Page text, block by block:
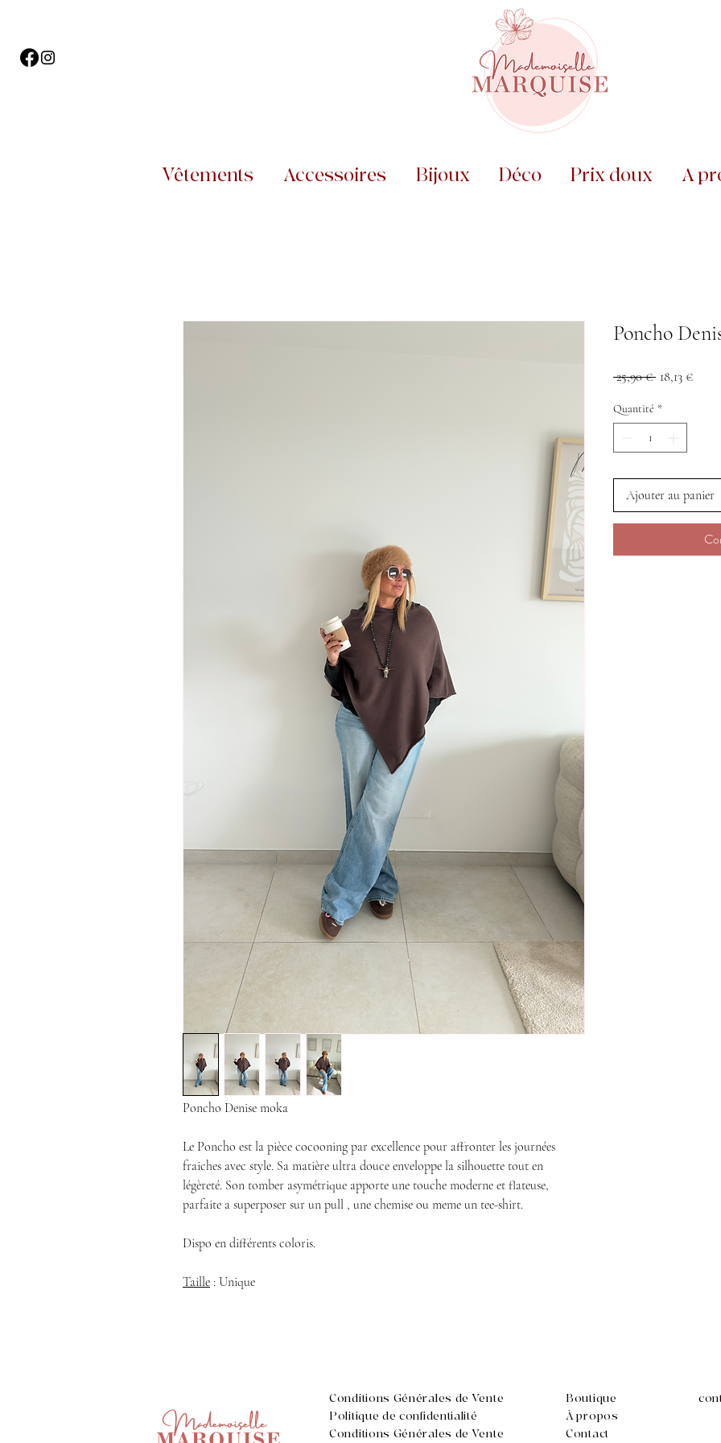
Vêtements Accessoires Bijoux Déco Prix doux A
Poncho Denise moka
Le Poncho est la pièce cocooning par excellence pour affronter les journées
fraiches avec style. Sa matière ultra douce enveloppe la silhouette tout en
légèreté. Son tomber asymétrique apporte une touche moderne et flateuse,
parfaite a superposer sur un pull , une chemise ou meme un tee-shirt.
Dispo en différents coloris.
Taille : Unique
Poncho
25,90 € Prix
18,13 €Prix
Quantité *
Ajouter au panier
Conditions Générales de Vente
Politique de confidentialité
Conditions Générales de Vente
Boutique
À propos
Contact